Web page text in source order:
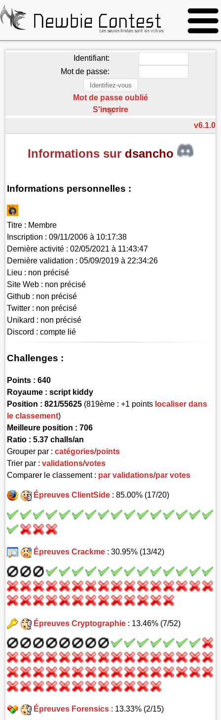
Identifiant:
Mot de passe:
Mot de passe oublié
S'inscrire
v6.1.0
Informations sur dsancho
Informations personnelles :
Titre : Membre
Inscription : 09/11/2006 à 10:17:38
Dernière activité : 02/05/2021 à 11:43:47
Dernière validation : 05/09/2019 à 22:34:26
Lieu : non précisé
Site Web : non précisé
Github : non précisé
Twitter : non précisé
Unikard : non précisé
Discord : compte lié
Challenges :
Points : 640
Royaume : script kiddy
Position : 821/55625 (819ème : +1 points localiser dans
le classement)
Meilleure position : 706
Ratio : 5.37 challs/an
Grouper par :catégories/points
Trier par :validations/votes
Comparer le classement : par validations/par votes
Épreuves ClientSide: 85.00% (17/20)
Épreuves Crackme: 30.95% (13/42)
Épreuves Cryptographie: 13.46% (7/52)
Épreuves Forensics: 13.33% (2/15)